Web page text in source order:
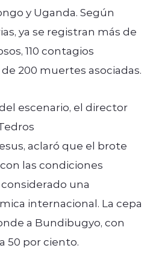
y Uganda. Según
ya se registran más de
110 contagios
200 muertes asociadas.
escenario, el director
aclaró que el brote
las condiciones
una
internacional. La cepa
a Bundibugyo, con
50 por ciento.